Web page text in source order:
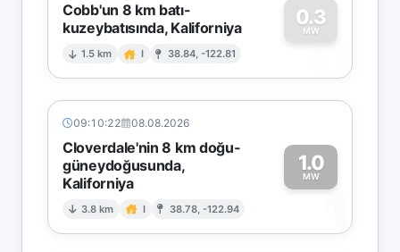
Cobb'un 8 km batı-
kuzeybatısında, Kaliforniya
1.5 km I 38.84, -122.81
0.3
MW
0
09:10:22 08.08.2026
Cloverdale'nin 8 km doğu-
güneydoğusunda,
Kaliforniya
3.8 km I 38.78, -122.94
1.0
MW
1